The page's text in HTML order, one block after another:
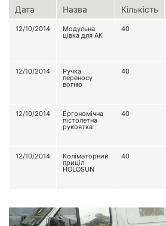
Дата Назва Кількість
12/10/2014 Модульна
цівка для АК
40
12/10/2014
Ручка
переносу
вогню
40
12/10/2014
Ергономічна
пістолетна
рукоятка
40
12/10/2014
Коліматорний
приціл
HOLOSUN
40